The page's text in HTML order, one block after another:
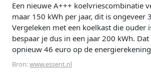
Een nieuwe A+++ koelvriescombinatie
maar 150 kWh per jaar, dit is ongeveer
Vergeleken met een koelkast die ouder
bespaar je dus in een jaar 200 kWh.
opnieuw 46 euro op de
Bron:www.essent.nl